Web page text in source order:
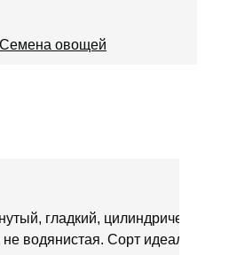
Семена овощей
гладкий, цилиндрической
водянистая. Сорт идеален в